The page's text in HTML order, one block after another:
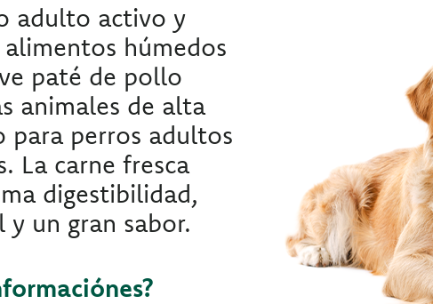
adulto activo y
húmedos
paté de pollo
animales de alta
para perros adultos
La carne fresca
digestibilidad,
un gran sabor.